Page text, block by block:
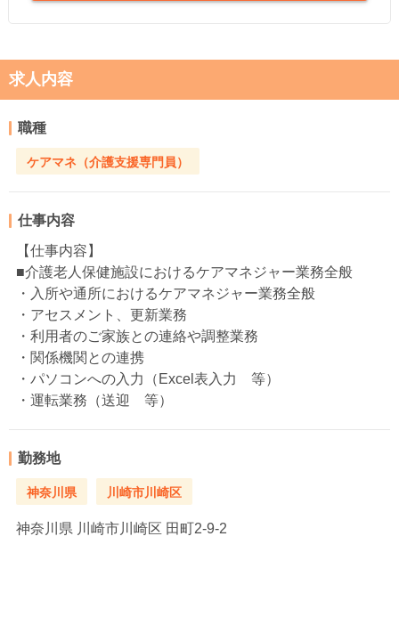
求人内容
職種
ケアマネ（介護支援専門員）
仕事内容
【仕事内容】
■介護老人保健施設におけるケアマネジャー業務全般
・入所や通所におけるケアマネジャー業務全般
・アセスメント、更新業務
・利用者のご家族との連絡や調整業務
・関係機関との連携
・パソコンへの入力（Excel表入力 等）
・運転業務（送迎 等）
勤務地
神奈川県 川崎市川崎区
神奈川県 川崎市川崎区 田町2-9-2